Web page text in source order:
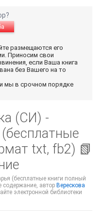
размещаются его
Приносим свои
если Ваша книга
без Вашего на то
, и мы в срочном порядке
(СИ) -
txt, fb2) 📗
(бесплатные книги полный
содержание, автор Верескова
электронной библиотеки